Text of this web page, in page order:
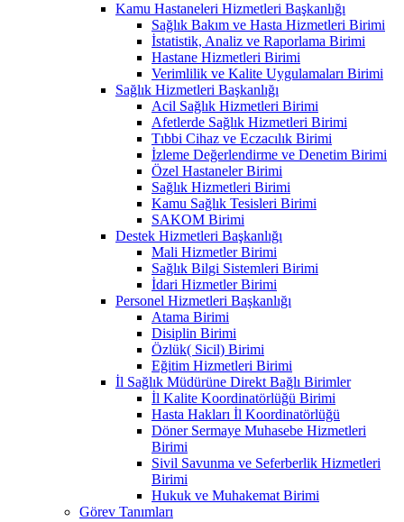
Kamu Hastaneleri Hizmetleri Başkanlığı
Sağlık Bakım ve Hasta Hizmetleri Birimi
İstatistik, Analiz ve Raporlama Birimi
Hastane Hizmetleri Birimi
Verimlilik ve Kalite Uygulamaları Birimi
Sağlık Hizmetleri Başkanlığı
Acil Sağlık Hizmetleri Birimi
Afetlerde Sağlık Hizmetleri Birimi
Tıbbi Cihaz ve Eczacılık Birimi
İzleme Değerlendirme ve Denetim Birimi
Özel Hastaneler Birimi
Sağlık Hizmetleri Birimi
Kamu Sağlık Tesisleri Birimi
SAKOM Birimi
Destek Hizmetleri Başkanlığı
Mali Hizmetler Birimi
Sağlık Bilgi Sistemleri Birimi
İdari Hizmetler Birimi
Personel Hizmetleri Başkanlığı
Atama Birimi
Disiplin Birimi
Özlük( Sicil) Birimi
Eğitim Hizmetleri Birimi
İl Sağlık Müdürüne Direkt Bağlı Birimler
İl Kalite Koordinatörlüğü Birimi
Hasta Hakları İl Koordinatörlüğü
Döner Sermaye Muhasebe Hizmetleri
Birimi
Sivil Savunma ve Seferberlik Hizmetleri
Birimi
Hukuk ve Muhakemat Birimi
Görev Tanımları